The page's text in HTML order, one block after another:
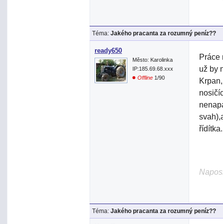
Téma: Jakého pracanta za rozumný peníz??
ready650
Město: Karolinka
IP:185.69.68.xxx
Offline 1/90
Práce
už by
řídítka.
Téma: Jakého pracanta za rozumný peníz??